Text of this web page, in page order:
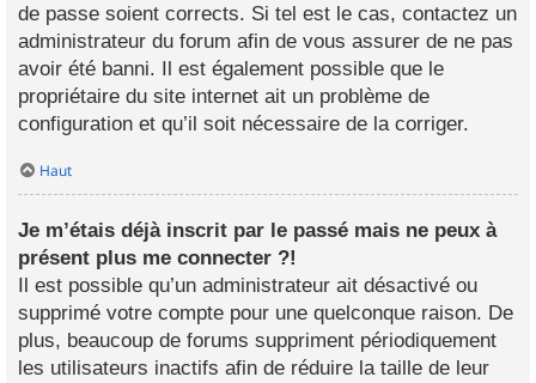
de passe soient corrects. Si tel est le cas, contactez un
administrateur du forum afin de vous assurer de ne pas
avoir été banni. Il est également possible que le
propriétaire du site internet ait un problème de
configuration et qu’il soit nécessaire de la corriger.
Haut
Je m’étais déjà inscrit par le passé mais ne peux à
présent plus me connecter ?!
Il est possible qu’un administrateur ait désactivé ou
supprimé votre compte pour une quelconque raison. De
plus, beaucoup de forums suppriment périodiquement
les utilisateurs inactifs afin de réduire la taille de leur